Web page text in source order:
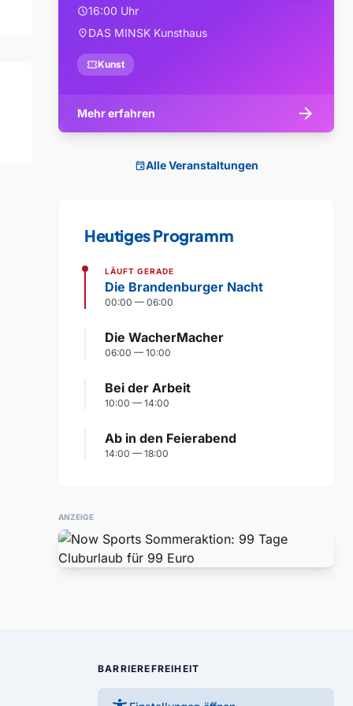
schedule16:00 Uhr
location_onDAS MINSK Kunsthaus
confirmation_numberKunst
Mehr erfahren arrow_forward
eventAlle Veranstaltungen
Heutiges Programm
LÄUFT GERADE
Die Brandenburger Nacht
00:00 — 06:00
Die WacherMacher
06:00 — 10:00
Bei der Arbeit
10:00 — 14:00
Ab in den Feierabend
14:00 — 18:00
ANZEIGE
BARRIEREFREIHEIT